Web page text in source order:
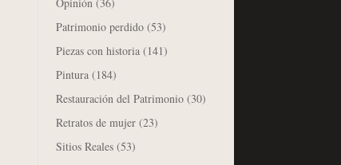
Patrimonio perdido (53)
Piezas con historia (141)
Pintura (184)
Restauración del Patrimonio (30)
Retratos de mujer (23)
Sitios Reales (53)